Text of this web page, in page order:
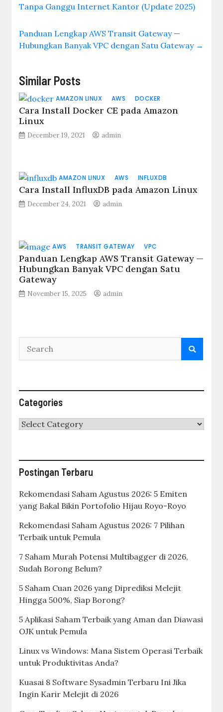
Tanpa Ganggu Internet Kantor (Update 2025)
Panduan Lengkap AWS Transit Gateway —
Hubungkan Banyak VPC dengan Satu Gateway →
Similar Posts
AMAZON LINUX AWS DOCKER
Cara Install Docker CE pada Amazon
Linux
December 19, 2021 admin
AMAZON LINUX AWS INFLUXDB
Cara Install InfluxDB pada Amazon Linux
December 24, 2021 admin
AWS TRANSIT GATEWAY VPC
Panduan Lengkap AWS Transit Gateway —
Hubungkan Banyak VPC dengan Satu
Gateway
November 15, 2025 admin
Categories
Categories
Postingan Terbaru
Rekomendasi Saham Agustus 2026: 5 Emiten
yang Bakal Bikin Portofolio Hijau Royo-Royo
Rekomendasi Saham Agustus 2026: 7 Pilihan
Terbaik untuk Pemula
7 Saham Murah Potensi Multibagger di 2026,
Sudah Borong Belum?
5 Saham Cuan 2026 yang Diprediksi Melejit
Hingga 500%, Siap Borong?
5 Aplikasi Saham Terbaik yang Aman dan Diawasi
OJK untuk Pemula
Linux vs Windows: Mana Sistem Operasi Terbaik
untuk Produktivitas Anda?
Kuasai 8 Software Sysadmin Terbaru Ini Jika
Ingin Karir Melejit di 2026